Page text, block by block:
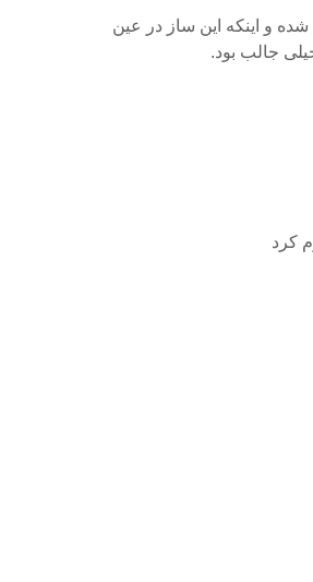
و اینکه این ساز در عین
جالب بود.
کرد